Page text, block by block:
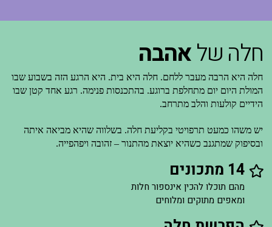
חלה שלאהבה
חלה היא הרבה מעבר ללחם. חלה היא בית. היא הרגע הזה בשבוע שבו
המולת היום יום מתחלפת ברוגע. בהתכנסות פנימה. רגע אחד קטן שבו
הידיים קולעות והלב מתרחב.
יש משהו כמעט תרפויטי בקליעת חלה. בשלווה שהיא מביאה איתה
ובסיפוק שמתגנב כשהיא יוצאת מהתנור – זהובה ויפהפייה.
14 מתכונים
מהם תוכלו להכין אינספור חלות
ומאפים מתוקים ומלוחים